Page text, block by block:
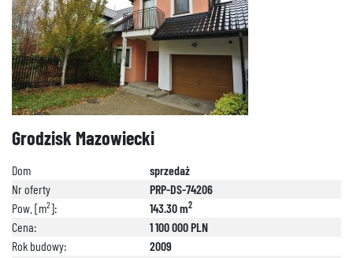
Grodzisk Mazowiecki
Dom
sprzedaż
Nr oferty
PRP-DS-74206
Pow. [m2]: 143.30 m2
Cena:
1 100 000 PLN
Rok budowy:
2009